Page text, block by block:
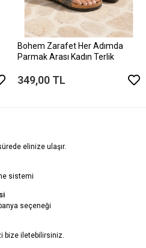
Bohem Zarafet Her Adımda
Parmak Arası Kadın Terlik
349,00 TL
elinize ulaşır.
sistemi
seçeneği
bize iletebilirsiniz.